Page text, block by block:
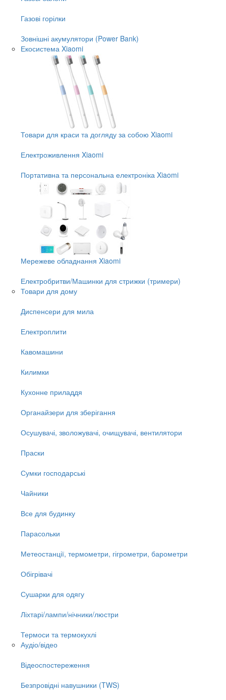
Газові горілки
Зовнішні акумулятори (Power Bank)
Екосистема Xiaomi
Товари для краси та догляду за собою Xiaomi
Електроживлення Xiaomi
Портативна та персональна електроніка Xiaomi
Мережеве обладнання Xiaomi
Електробритви/Машинки для стрижки (тримери)
Товари для дому
Диспенсери для мила
Електроплити
Кавомашини
Килимки
Кухонне приладдя
Органайзери для зберігання
Осушувачі, зволожувачі, очищувачі, вентилятори
Праски
Сумки господарські
Чайники
Все для будинку
Парасольки
Метеостанції, термометри, гігрометри, барометри
Обігрівачі
Сушарки для одягу
Ліхтарі/лампи/нічники/люстри
Термоси та термокухлі
Аудіо/відео
Відеоспостереження
Безпровідні навушники (TWS)